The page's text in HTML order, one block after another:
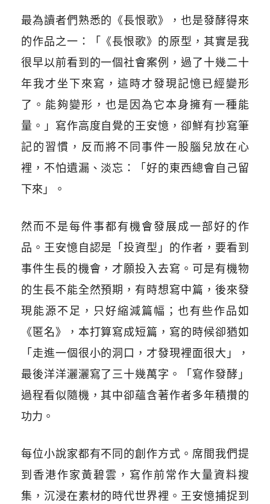
最為讀者們熟悉的《長恨歌》，也是發酵得來
的作品之一：「《長恨歌》的原型，其實是我
很早以前看到的一個社會案例，過了十幾二十
年我才坐下來寫，這時才發現記憶已經變形
了。能夠變形，也是因為它本身擁有一種能
量。」寫作高度自覺的王安憶，卻鮮有抄寫筆
記的習慣，反而將不同事件一股腦兒放在心
裡，不怕遺漏、淡忘：「好的東西總會自己留
下來」。
然而不是每件事都有機會發展成一部好的作
品。王安憶自認是「投資型」的作者，要看到
事件生長的機會，才願投入去寫。可是有機物
的生長不能全然預期，有時想寫中篇，後來發
現能源不足，只好縮減篇幅；也有些作品如
《匿名》，本打算寫成短篇，寫的時候卻猶如
「走進一個很小的洞口，才發現裡面很大」，
最後洋洋灑灑寫了三十幾萬字。「寫作發酵」
過程看似隨機，其中卻蘊含著作者多年積攢的
功力。
每位小說家都有不同的創作方式。席間我們提
到香港作家黃碧雲，寫作前常作大量資料搜
集，沉浸在素材的時代世界裡。王安憶捕捉到